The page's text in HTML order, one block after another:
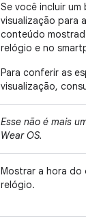
Se você incluir
visualização para
conteúdo
relógio e no
Para conferir as
visualização,
Esse não é mais
Wear OS.
Mostrar a hora do
relógio.